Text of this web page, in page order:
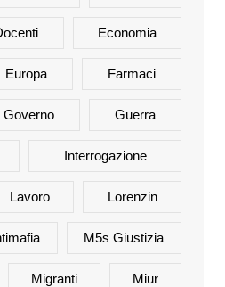
Economia
Europa Farmaci
Governo Guerra
Interrogazione
Lavoro Lorenzin
M5s Giustizia
Migranti Miur